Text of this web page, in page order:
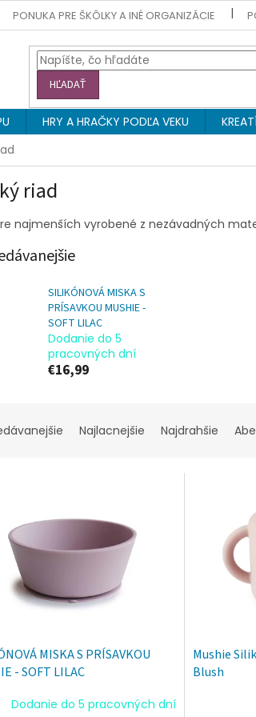
PONUKA PRE ŠKÔLKY A INÉ ORGANIZÁCIE
HĽADAŤ
HRY A HRAČKY PODĽA VEKU
riad
najmenších vyrobené z nezávadných
SILIKÓNOVÁ MISKA S
PRÍSAVKOU MUSHIE -
SOFT LILAC
Dodanie do 5
pracovných dní
€16,99
Najlacnejšie Najdrahšie
MISKA S PRÍSAVKOU
- SOFT LILAC
Dodanie do 5 pracovných dní
Mushie
Blush